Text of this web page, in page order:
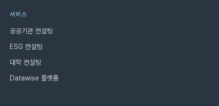
서비스
공공기관 컨설팅
ESG 컨설팅
대학 컨설팅
Datawise 플랫폼